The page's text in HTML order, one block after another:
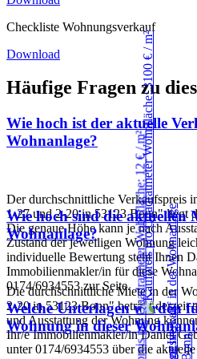
Checkliste Wohnungsverkauf
Download
Häufige Fragen zu
Wie hoch ist der aktuelle
Wohnanlage?
Der durchschnittliche Verkaufspreis
1-27 und 2-20 in 53123 Bonn" liegt
Die genaue Höhe kann je nach
Zustand der jeweiligen Wohnung
individuelle Bewertung steht Ihnen
Immobilienmakler/in für diese
0174/6934553 zur Seite.
Wie hoch sind die aktuellen
Wohnanlage?
Die durchschnittliche Miete in der
2-20 in 53123 Bonn" beträgt derzeit
und Ausstattung der Wohnung
Ihr/e Immobilienmakler/in Daniel
unter 0174/6934553 über die
Welche Unterlagen werden
Wohnung in dieser